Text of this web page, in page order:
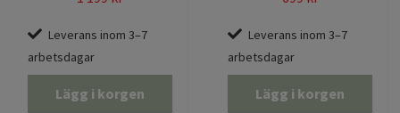
Leverans inom 3–7
arbetsdagar
Lägg i korgen
Leverans inom 3–7
arbetsdagar
Lägg i korgen